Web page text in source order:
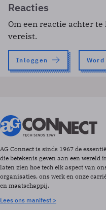
Reacties
Om een reactie achter
vereist.
Inloggen
AG Connect is sinds 1967 de
die betekenis geven aan een
laten zien hoe tech elk aspect van
organisaties, ons werk en onze
en maatschappij.
Lees ons manifest >